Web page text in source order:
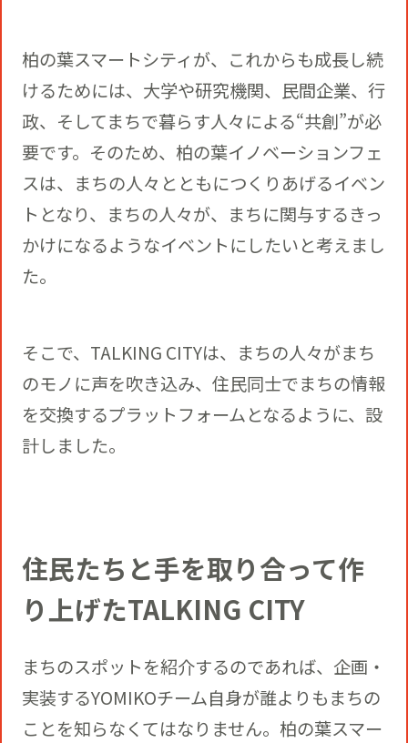
柏の葉スマートシティが、これからも成長し続
けるためには、大学や研究機関、民間企業、行
政、そしてまちで暮らす人々による“共創”が必
要です。そのため、柏の葉イノベーションフェ
スは、まちの人々とともにつくりあげるイベン
トとなり、まちの人々が、まちに関与するきっ
かけになるようなイベントにしたいと考えまし
た。
そこで、TALKING CITYは、まちの人々がまち
のモノに声を吹き込み、住民同士でまちの情報
を交換するプラットフォームとなるように、設
計しました。
住民たちと手を取り合って作
り上げたTALKING CITY
まちのスポットを紹介するのであれば、企画・
実装するYOMIKOチーム自身が誰よりもまちの
ことを知らなくてはなりません。柏の葉スマー